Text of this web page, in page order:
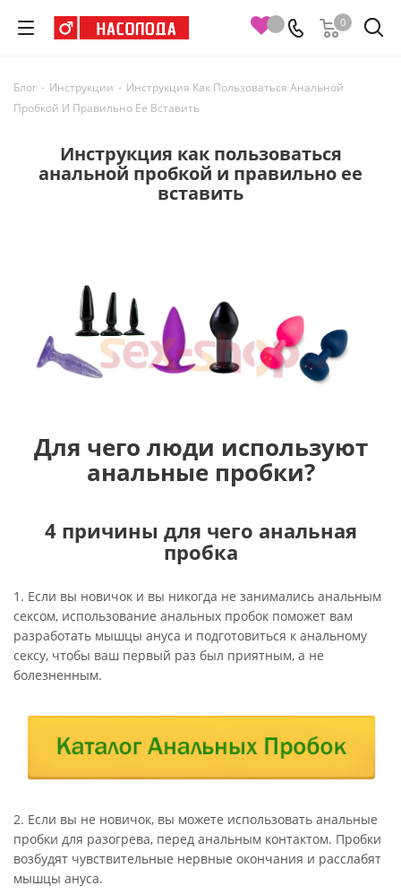
0
Блог - Инструкции - Инструкция Как Пользоваться Анальной
Пробкой И Правильно Ее Вставить
Инструкция как пользоваться
анальной пробкой и правильно ее
вставить
Для чего люди используют
анальные пробки?
4 причины для чего анальная
пробка
1. Если вы новичок и вы никогда не занимались анальным
сексом, использование анальных пробок поможет вам
разработать мышцы ануса и подготовиться к анальному
сексу, чтобы ваш первый раз был приятным, а не
болезненным.
2. Если вы не новичок, вы можете использовать анальные
пробки для разогрева, перед анальным контактом. Пробки
возбудят чувствительные нервные окончания и расслабят
мышцы ануса.